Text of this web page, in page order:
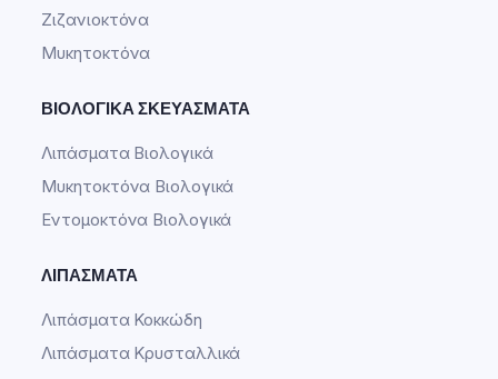
Ζιζανιοκτόνα
Μυκητοκτόνα
ΒΙΟΛΟΓΙΚΆ ΣΚΕΥΆΣΜΑΤΑ
Λιπάσματα Βιολογικά
Μυκητοκτόνα Βιολογικά
Εντομοκτόνα Βιολογικά
ΛΙΠΆΣΜΑΤΑ
Λιπάσματα Κοκκώδη
Λιπάσματα Κρυσταλλικά